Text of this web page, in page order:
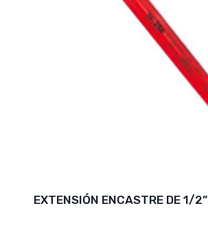
EXTENSIÓN ENCASTRE DE 1/2”